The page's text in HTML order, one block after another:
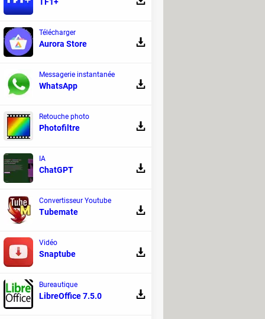
à coussinet pour soulager
et une souris bureautiques sans
poignets durant les longues journées
Télécharger
Aurora Store
Messagerie instantanée
WhatsApp
Retouche photo
Photofiltre
IA
ChatGPT
Convertisseur Youtube
Tubemate
Vidéo
Snaptube
Bureautique
LibreOffice 7.5.0